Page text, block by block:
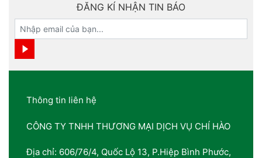
ĐĂNG KÍ NHẬN TIN BÁO
Thông tin liên hệ
CÔNG TY TNHH THƯƠNG MẠI DỊCH VỤ CHÍ HÀO
Địa chỉ: 606/76/4, Quốc Lộ 13, P.Hiệp Bình Phước,